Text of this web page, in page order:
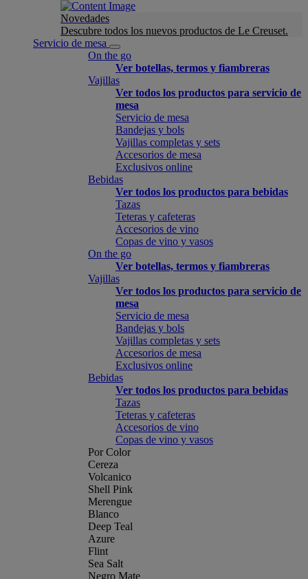
Novedades
Descubre todos los nuevos productos de Le Creuset.
Servicio de mesa
On the go
Ver botellas, termos y fiambreras
Vajillas
Ver todos los productos para servicio de
mesa
Servicio de mesa
Bandejas y bols
Vajillas completas y sets
Accesorios de mesa
Exclusivos online
Bebidas
Ver todos los productos para bebidas
Tazas
Teteras y cafeteras
Accesorios de vino
Copas de vino y vasos
On the go
Ver botellas, termos y fiambreras
Vajillas
Ver todos los productos para servicio de
mesa
Servicio de mesa
Bandejas y bols
Vajillas completas y sets
Accesorios de mesa
Exclusivos online
Bebidas
Ver todos los productos para bebidas
Tazas
Teteras y cafeteras
Accesorios de vino
Copas de vino y vasos
Por Color
Cereza
Volcanico
Shell Pink
Merengue
Blanco
Deep Teal
Azure
Flint
Sea Salt
Negro Mate